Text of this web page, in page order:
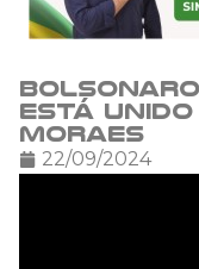
Bolsonaro
está
Moraes
22/09/2024